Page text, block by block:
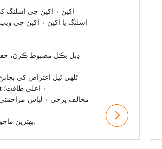
اکين ۽ اکين جي اسلنگ
اسلنگ يا اکين ۽ اکين جي
ڊبل بڪل مضبوط ڪرڻ،
ٿلهي ٿيل اعتراض کي
ٻئي lightweight ۽ اعلي طاقت؛
مخالف پرچي ۽ لباس-